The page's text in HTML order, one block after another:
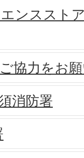
ンススト
協力をお
消防署